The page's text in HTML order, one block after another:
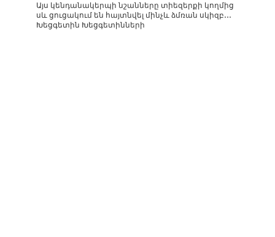
Այս կենդանակերպի նշանները տիեզերքի կողմից
սև ցուցակում են հայտնվել մինչև ձմռան սկիզբ․․․
Խեցգետին Խեցգետինների